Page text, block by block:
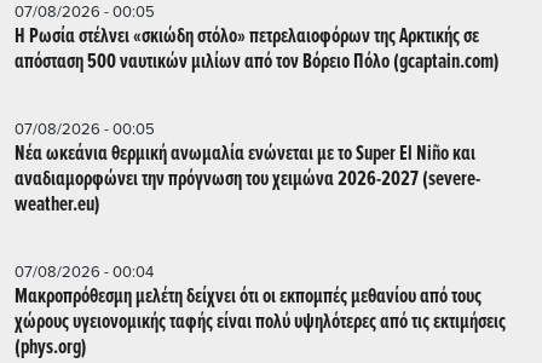
07/08/2026 - 00:05
Η Ρωσία στέλνει «σκιώδη στόλο» πετρελαιοφόρων της Αρκτικής σε
απόσταση 500 ναυτικών μιλίων από τον Βόρειο Πόλο (gcaptain.com)
07/08/2026 - 00:05
Νέα ωκεάνια θερμική ανωμαλία ενώνεται με το Super El Niño και
αναδιαμορφώνει την πρόγνωση του χειμώνα 2026-2027 (severe-
weather.eu)
07/08/2026 - 00:04
Μακροπρόθεσμη μελέτη δείχνει ότι οι εκπομπές μεθανίου από τους
χώρους υγειονομικής ταφής είναι πολύ υψηλότερες από τις εκτιμήσεις
(phys.org)